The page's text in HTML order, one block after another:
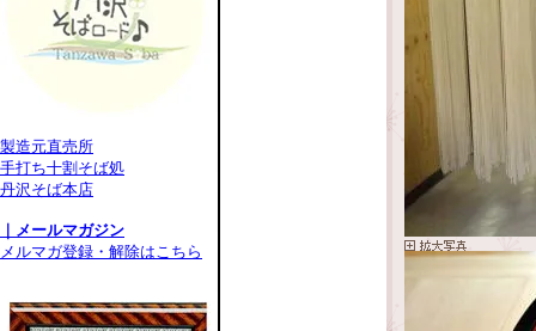
製造元直売所
手打ち十割そば処
丹沢そば本店
｜メールマガジン
メルマガ登録・解除はこちら